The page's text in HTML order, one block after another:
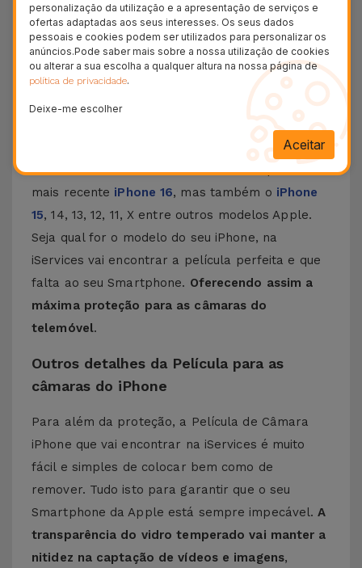
negativamente a qualidade das câmara ao nível
de produção de vídeos e fotografias.
O nosso leque de películas de proteção tem o
objetivo de se ajustar por completo ao design
do seu iPhone
. Tudo isto sem comprometer o
desempenho das câmaras e a estética do
Escolha entre as Películas de Câmara para o
mais recente iPhone 16, mas também o iPhone
15, 14, 13, 12, 11, X entre outros modelos Apple.
Seja qual for o modelo do seu iPhone, na
iServices vai encontrar a película perfeita e que
falta ao seu Smartphone. Oferecendo assim a
máxima proteção para as câmaras do
telemóvel.
Outros detalhes da Película para as
câmaras do iPhone
Para além da proteção, a Película de Câmara
iPhone que vai encontrar na iServices é muito
fácil e simples de colocar bem como de
remover. Tudo isto para garantir que o seu
Smartphone da Apple está sempre impecável.A
transparência do vidro temperado vai manter a
nitidez na captação de vídeos e imagens,
personalização da utilização e a apresentação de serviços e
ofertas adaptadas aos seus interesses. Os seus dados
pessoais e cookies podem ser utilizados para personalizar os
anúncios.Pode saber mais sobre a nossa utilização de cookies
ou alterar a sua escolha a qualquer altura na nossa página de
política de privacidade.
Deixe-me escolher
Aceitar